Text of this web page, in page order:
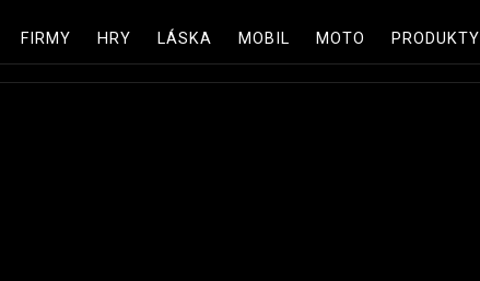
FIRMY HRY LÁSKA MOBIL MOTO PRODUKTY